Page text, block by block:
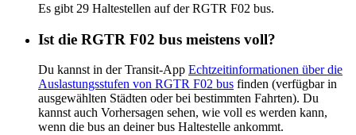
Es gibt 29 Haltestellen auf der RGTR F02 bus.
Ist die RGTR F02 bus meistens voll?
Du kannst in der Transit-App Echtzeitinformationen über die
Auslastungsstufen von RGTR F02 bus finden (verfügbar in
ausgewählten Städten oder bei bestimmten Fahrten). Du
kannst auch Vorhersagen sehen, wie voll es werden kann,
wenn die bus an deiner bus Haltestelle ankommt.